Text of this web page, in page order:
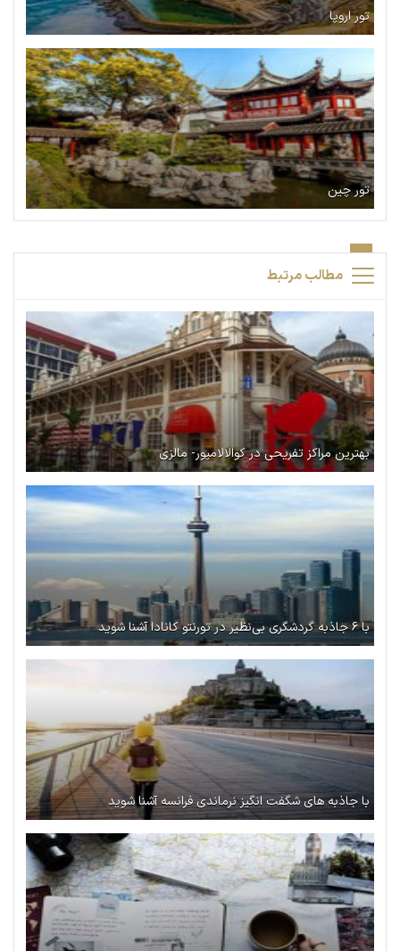
تور اروپا
تور چین
مطالب مرتبط
بهترین مراکز تفریحی در کوالالامپور- مالزی
با ۶ جاذبه گردشگری بی‌نظیر در تورنتو کانادا آشنا شوید
با جاذبه های شگفت انگیز نرماندی فرانسه آشنا شوید